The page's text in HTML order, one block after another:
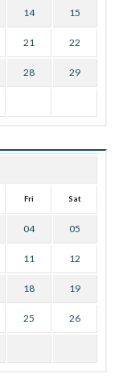
14 15
21 22
28 29
Fri Sat
04 05
11 12
18 19
25 26